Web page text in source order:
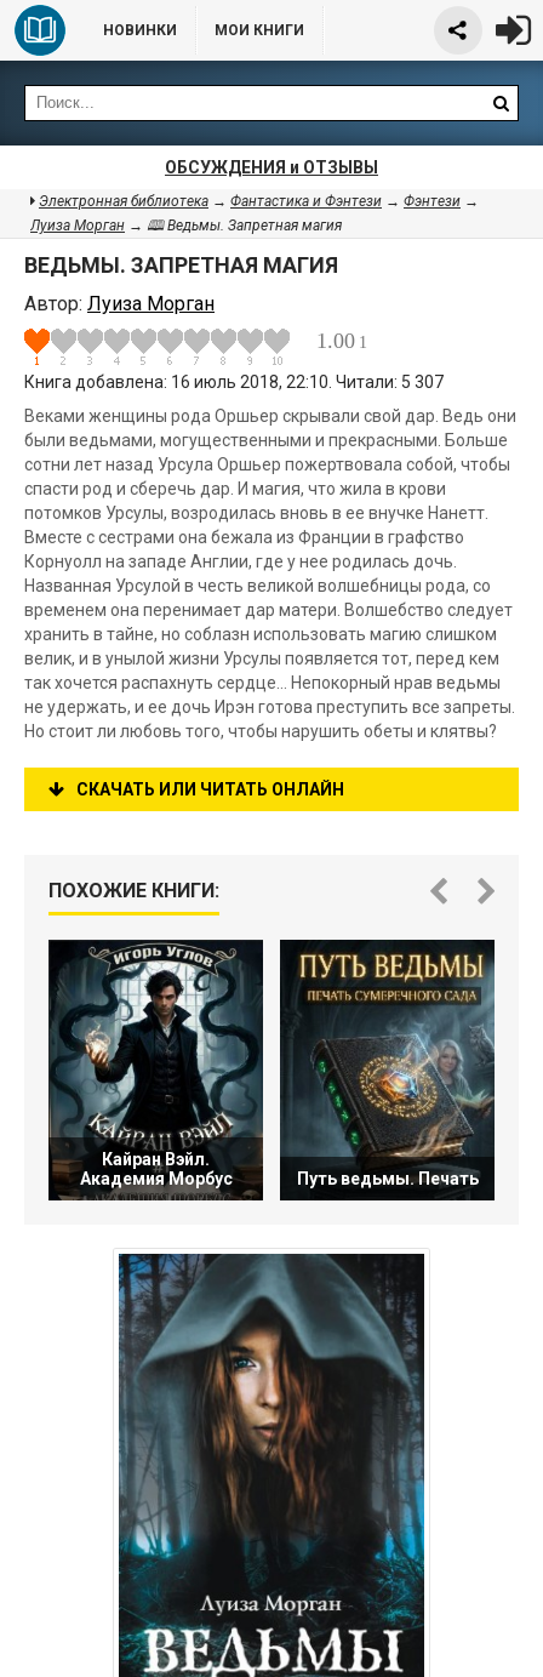
НОВИНКИ МОИ КНИГИ
ОБСУЖДЕНИЯ и ОТЗЫВЫ
Электронная библиотека → Фантастика и Фэнтези → Фэнтези →
Луиза Морган → 🕮 Ведьмы. Запретная магия
ВЕДЬМЫ. ЗАПРЕТНАЯ МАГИЯ
Автор: Луиза Морган
1.00 1
Книга добавлена: 16 июль 2018, 22:10. Читали: 5 307
Веками женщины рода Оршьер скрывали свой дар. Ведь они
были ведьмами, могущественными и прекрасными. Больше
сотни лет назад Урсула Оршьер пожертвовала собой, чтобы
спасти род и сберечь дар. И магия, что жила в крови
потомков Урсулы, возродилась вновь в ее внучке Нанетт.
Вместе с сестрами она бежала из Франции в графство
Корнуолл на западе Англии, где у нее родилась дочь.
Названная Урсулой в честь великой волшебницы рода, со
временем она перенимает дар матери. Волшебство следует
хранить в тайне, но соблазн использовать магию слишком
велик, и в унылой жизни Урсулы появляется тот, перед кем
так хочется распахнуть сердце… Непокорный нрав ведьмы
не удержать, и ее дочь Ирэн готова преступить все запреты.
Но стоит ли любовь того, чтобы нарушить обеты и клятвы?
СКАЧАТЬ ИЛИ ЧИТАТЬ ОНЛАЙН
ПОХОЖИЕ КНИГИ:
Кайран Вэйл.
Академия Морбус
Путь ведьмы. Печать